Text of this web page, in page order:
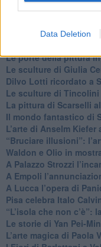
Data Deletion
A Lucca la mostra di
​La bellezza resistente
​Le porte della pittura
​Le sculture di Giulia
​Dilvo Lotti ricordato a
​Le sculture di
La pittura di Scarselli
​Il mondo fantastico di
​L’arte di Anselm Kiefer
​“Bruciare illusioni”:
​Waldon e Olio in
​A Palazzo Strozzi
​A Empoli
A Lucca l’opera di
Pisa celebra Italo
“L’isola che non c’è”:
​Le storie di Yan Pei-
​L’arte magica di Paola